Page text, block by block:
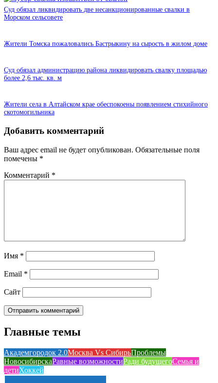
Суд обязал ликвидировать две несанкционированные свалки в
Морском сельсовете
Жители Томска пожаловались Бастрыкину на сырость в жилом доме
Суд обязал администрацию района ликвидировать свалку площадью
более 2,6 тыс. кв. м
Жители села в Алтайском крае обеспокоены появлением стихийного
скотомогильника
Добавить комментарий
Ваш адрес email не будет опубликован. Обязательные поля
помечены *
Комментарий *
Имя *
Email *
Сайт
Главные темы
Академгородок 2.0Москва Vs СибирьПроблемы
НовосибирскаРавные возможностиРади будущегоСемья и
детиХоккей